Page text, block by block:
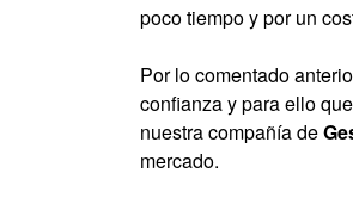
poco tiempo y por un
Por lo comentado
confianza y para ello
nuestra compañía de
mercado.